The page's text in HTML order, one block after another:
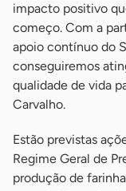
impacto positivo
começo. Com a
apoio contínuo do
conseguiremos
qualidade de vida
Carvalho.
Estão previstas
Regime Geral de
produção de